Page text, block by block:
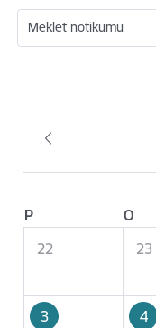
Meklēt notikumu
P O
22
23
3 4